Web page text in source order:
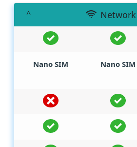
Network
Nano SIM
Nano SIM